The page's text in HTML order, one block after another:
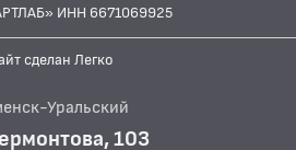
ИНН 6671069925
сделан Легко
Уральский
103